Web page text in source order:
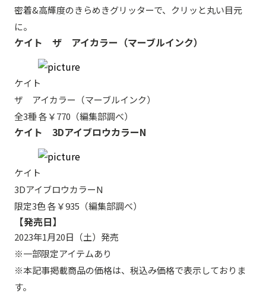
密着&高輝度のきらめきグリッターで、クリッと丸い目元
に。
ケイト ザ アイカラー（マーブルインク）
ケイト
ザ アイカラー（マーブルインク）
全3種 各￥770（編集部調べ）
ケイト 3DアイブロウカラーN
ケイト
3DアイブロウカラーN
限定3色 各￥935（編集部調べ）
【発売日】
2023年1月20日（土）発売
※一部限定アイテムあり
※本記事掲載商品の価格は、税込み価格で表示しておりま
す。